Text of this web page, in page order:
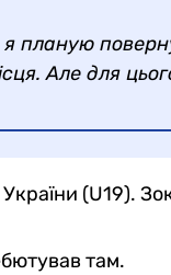
планую
Але для
України (U19).
там.